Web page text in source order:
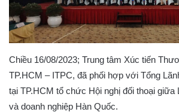
Chiều 16/08/2023; Trung tâm Xúc tiến
TP.HCM – ITPC, đã phối hợp với Tổng
tại TP.HCM tổ chức Hội nghị đối thoại giữa
và doanh nghiệp Hàn Quốc.